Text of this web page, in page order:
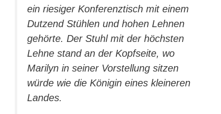
ein riesiger Konferenztisch mit einem
Dutzend Stühlen und hohen Lehnen
gehörte. Der Stuhl mit der höchsten
Lehne stand an der Kopfseite, wo
Marilyn in seiner Vorstellung sitzen
würde wie die Königin eines kleineren
Landes.